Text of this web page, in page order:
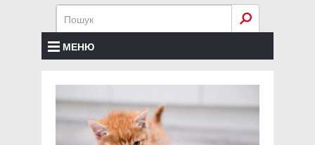
МЕНЮ